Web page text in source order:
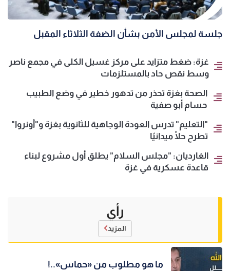
جلسة لمجلس الأمن بشأن الضفة الثلاثاء المقبل
غزة: ضغط متزايد على مركز غسيل الكلى في مجمع ناصر
وسط نقص حاد بالمستلزمات
الصحة بغزة تحذر من تدهور خطير في وضع الطبيب
حسام أبو صفية
"التعليم" تدرس العودة الوجاهية للثانوية بغزة و"أونروا"
تطرح حلًا ميدانيًا
الغارديان: "مجلس السلام" يطلق أول مشروع لبناء
قاعدة عسكرية في غزة
رأي
المزيد
ما هو مطلوب من «حماس»..!